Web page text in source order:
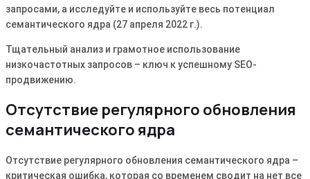
запросами, а исследуйте и используйте весь потенциал
семантического ядра (27 апреля 2022 г․)․
Тщательный анализ и грамотное использование
низкочастотных запросов – ключ к успешному SEO-
продвижению․
Отсутствие регулярного обновления
семантического ядра
Отсутствие регулярного обновления семантического ядра –
критическая ошибка, которая со временем сводит на нет все